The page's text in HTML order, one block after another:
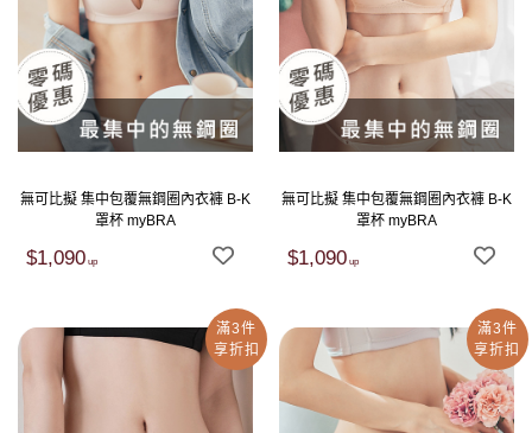
無可比擬 集中包覆無鋼圈內衣褲 B-K
罩杯 myBRA
$1,090
無可比擬 集中包覆無鋼圈內衣褲 B-K
罩杯 myBRA
$1,090
滿3件
享折扣
滿3件
享折扣